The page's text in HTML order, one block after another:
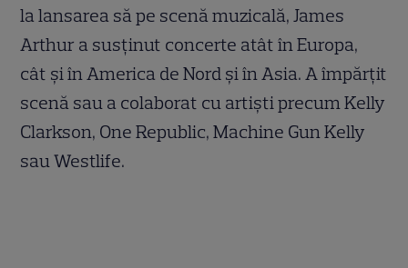
la lansarea să pe scenă muzicală, James
Arthur a susținut concerte atât în Europa,
cât și în America de Nord și în Asia. A împărțit
scenă sau a colaborat cu artiști precum Kelly
Clarkson, One Republic, Machine Gun Kelly
sau Westlife.